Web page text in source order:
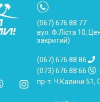
(067) 676 88 77
вул. Ф.Ліста 10,
закритий)
(067) 676 88 86
(073) 676 88 66
пр-т. Ч.Калини 51,